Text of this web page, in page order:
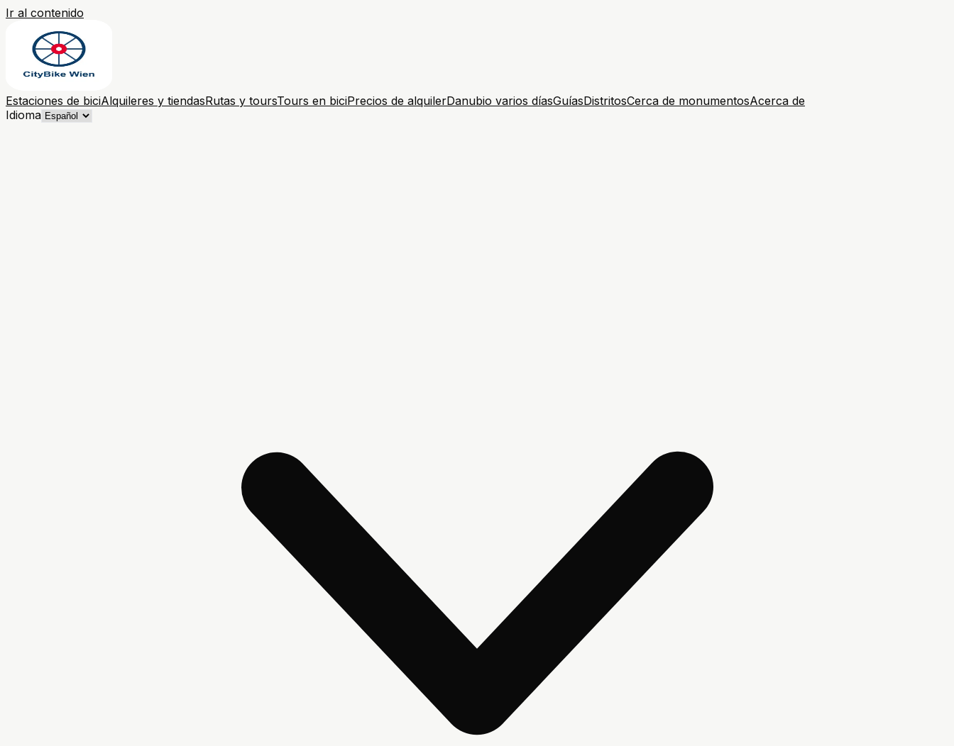
Ir al contenido
Estaciones de biciAlquileres y tiendasRutas y toursTours en biciPrecios de alquilerDanubio varios díasGuíasDistritosCerca de monumentosAcerca de
Idioma